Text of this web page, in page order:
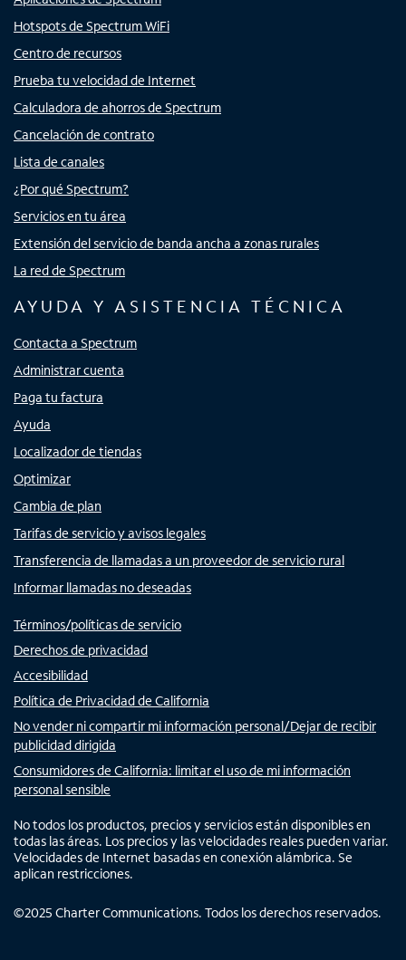
Hotspots de Spectrum WiFi
Centro de recursos
Prueba tu velocidad de Internet
Calculadora de ahorros de Spectrum
Cancelación de contrato
Lista de canales
¿Por qué Spectrum?
Servicios en tu área
Extensión del servicio de banda ancha a zonas rurales
La red de Spectrum
AYUDA Y ASISTENCIA TÉCNICA
Contacta a Spectrum
Administrar cuenta
Paga tu factura
Ayuda
Localizador de tiendas
Optimizar
Cambia de plan
Tarifas de servicio y avisos legales
Transferencia de llamadas a un proveedor de servicio rural
Informar llamadas no deseadas
Términos/políticas de servicio
Derechos de privacidad
Accesibilidad
Política de Privacidad de California
No vender ni compartir mi información personal/Dejar de recibir
publicidad dirigida
Consumidores de California: limitar el uso de mi información
personal sensible
No todos los productos, precios y servicios están disponibles en
todas las áreas. Los precios y las velocidades reales pueden variar.
Velocidades de Internet basadas en conexión alámbrica. Se
aplican restricciones.
©2025 Charter Communications. Todos los derechos reservados.